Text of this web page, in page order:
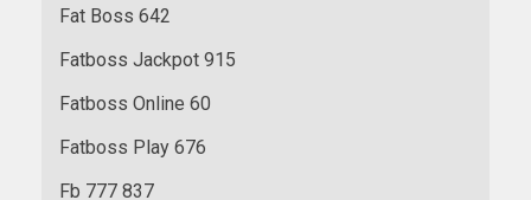
Fat Boss 642
Fatboss Jackpot 915
Fatboss Online 60
Fatboss Play 676
Fb 777 837